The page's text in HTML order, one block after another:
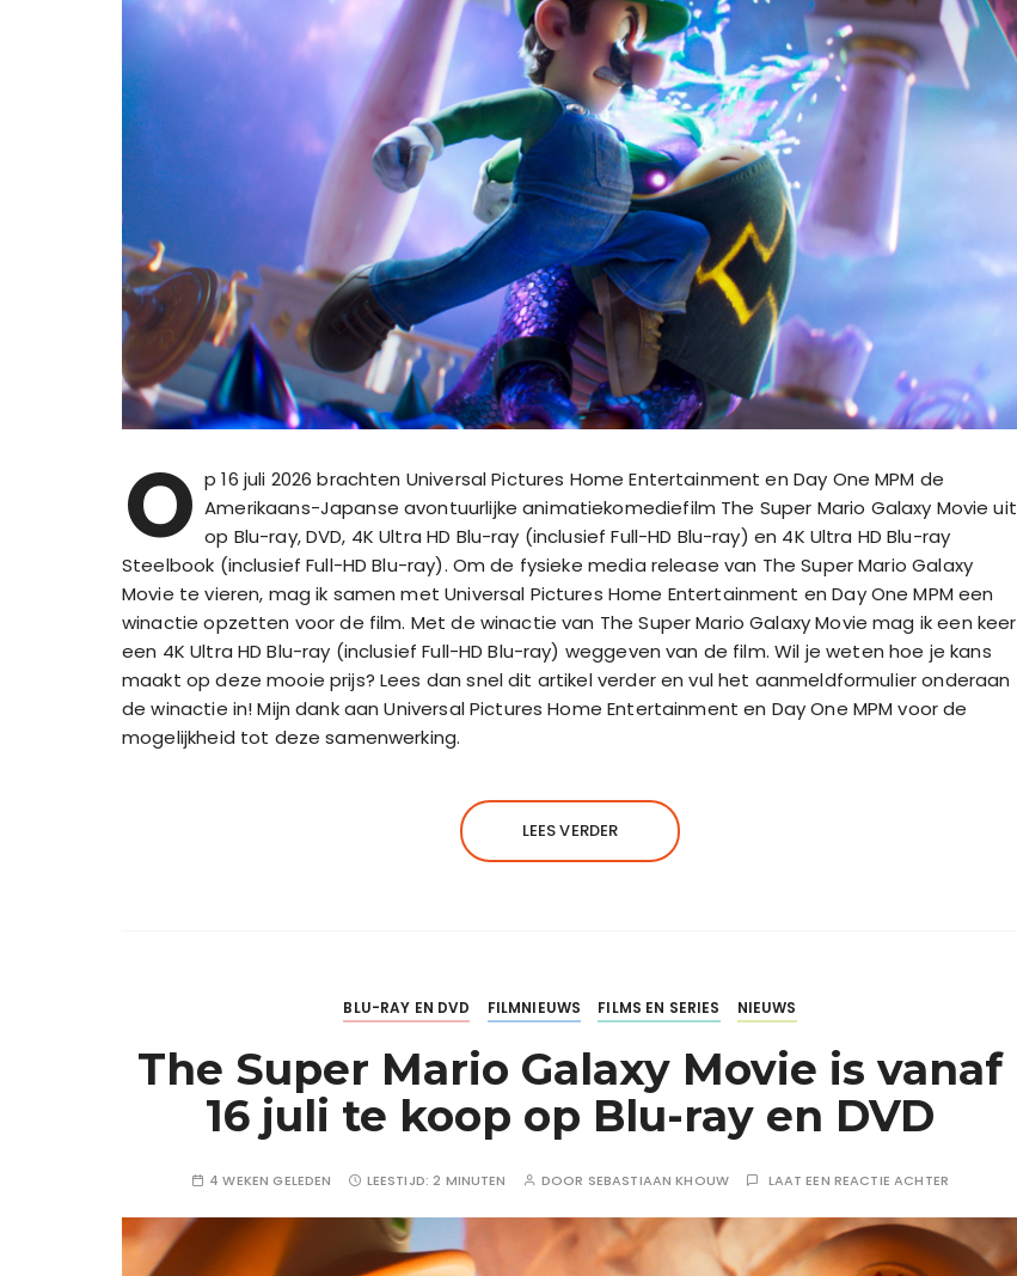
O p 16 juli 2026 brachten Universal Pictures Home Entertainment en Day One MPM de
Amerikaans-Japanse avontuurlijke animatiekomediefilm The Super Mario Galaxy Movie uit
op Blu-ray, DVD, 4K Ultra HD Blu-ray (inclusief Full-HD Blu-ray) en 4K Ultra HD Blu-ray
Steelbook (inclusief Full-HD Blu-ray). Om de fysieke media release van The Super Mario Galaxy
Movie te vieren, mag ik samen met Universal Pictures Home Entertainment en Day One MPM een
winactie opzetten voor de film. Met de winactie van The Super Mario Galaxy Movie mag ik een keer
een 4K Ultra HD Blu-ray (inclusief Full-HD Blu-ray) weggeven van de film. Wil je weten hoe je kans
maakt op deze mooie prijs? Lees dan snel dit artikel verder en vul het aanmeldformulier onderaan
de winactie in! Mijn dank aan Universal Pictures Home Entertainment en Day One MPM voor de
mogelijkheid tot deze samenwerking.
LEES VERDER
BLU-RAY EN DVD FILMNIEUWS FILMS EN SERIES NIEUWS
The Super Mario Galaxy Movie is vanaf
16 juli te koop op Blu-ray en DVD
4 WEKEN GELEDEN LEESTIJD:2 MINUTEN DOOR SEBASTIAAN KHOUW LAAT EEN REACTIE ACHTER